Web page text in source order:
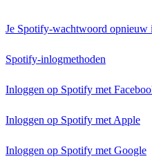
Je Spotify-wachtwoord opnieuw
Spotify-inlogmethoden
Inloggen op Spotify met
Inloggen op Spotify met Apple
Inloggen op Spotify met Google